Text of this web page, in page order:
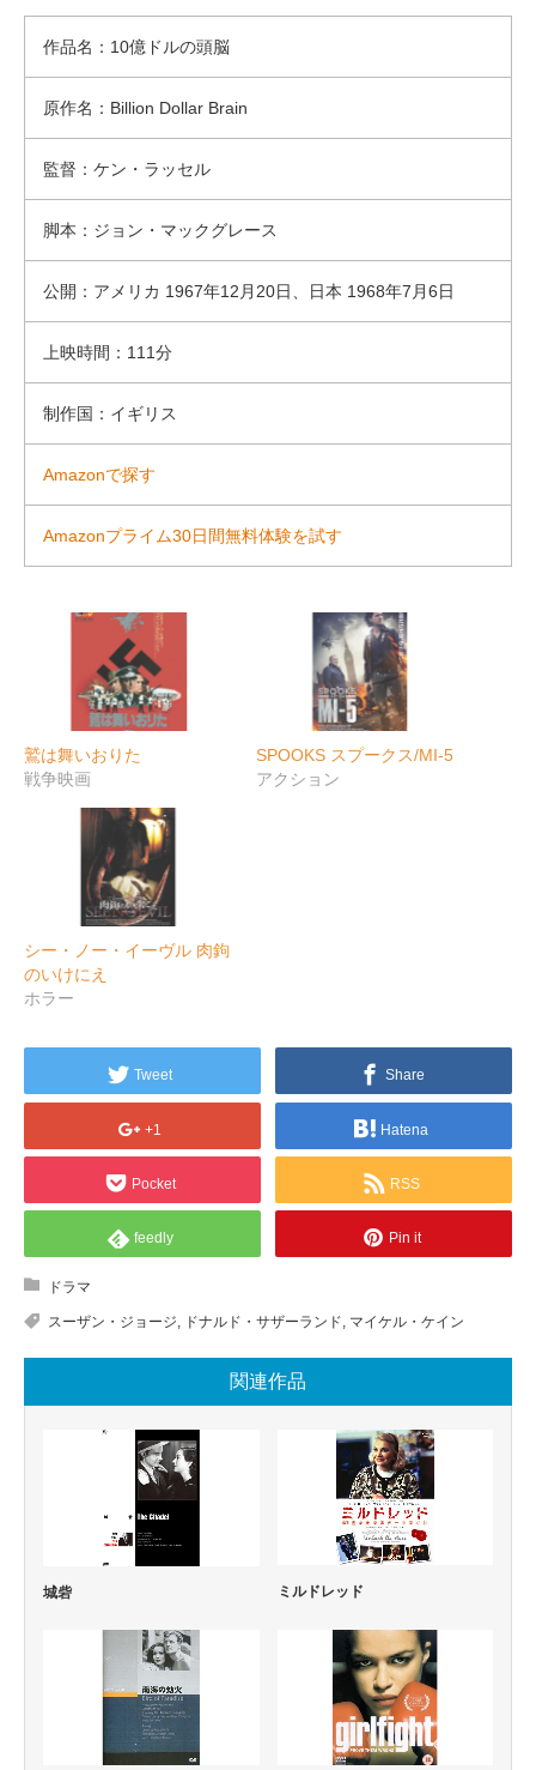
作品名：10億ドルの頭脳
原作名：Billion Dollar Brain
監督：ケン・ラッセル
脚本：ジョン・マックグレース
公開：アメリカ 1967年12月20日、日本 1968年7月6日
上映時間：111分
制作国：イギリス
Amazonで探す
Amazonプライム30日間無料体験を試す
鷲は舞いおりた
戦争映画
SPOOKS スプークス/MI-5
アクション
シー・ノー・イーヴル 肉鉤
のいけにえ
ホラー
Tweet Share
+1 Hatena
Pocket RSS
feedly Pin it
ドラマ
スーザン・ジョージ, ドナルド・サザーランド, マイケル・ケイン
関連作品
城砦 ミルドレッド